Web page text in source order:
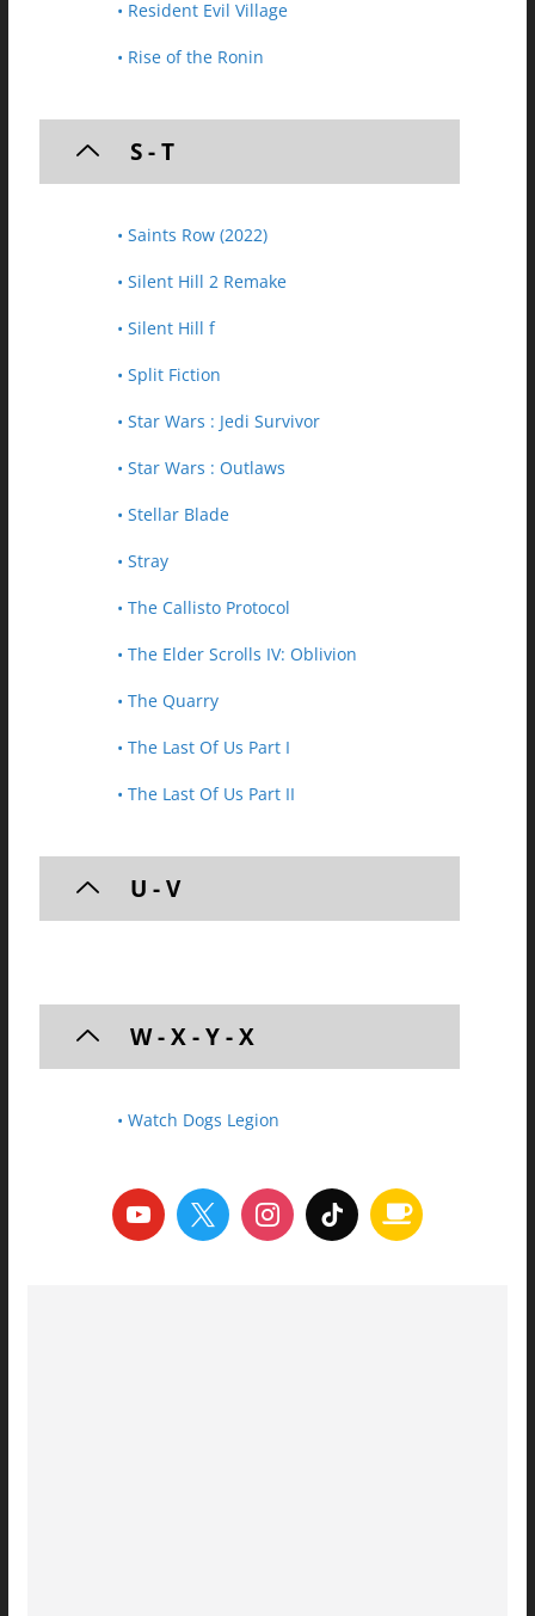
• Resident Evil Village
• Rise of the Ronin
S - T
• Saints Row (2022)
• Silent Hill 2 Remake
• Silent Hill f
• Split Fiction
• Star Wars : Jedi Survivor
• Star Wars : Outlaws
• Stellar Blade
• Stray
• The Callisto Protocol
• The Elder Scrolls IV: Oblivion
• The Quarry
• The Last Of Us Part I
• The Last Of Us Part II
U - V
W - X - Y - X
• Watch Dogs Legion